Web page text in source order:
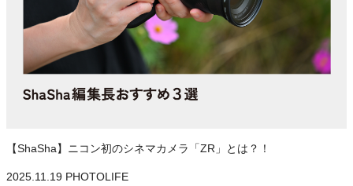
【ShaSha】ニコン初のシネマカメラ「ZR」とは？！
2025.11.19 PHOTOLIFE